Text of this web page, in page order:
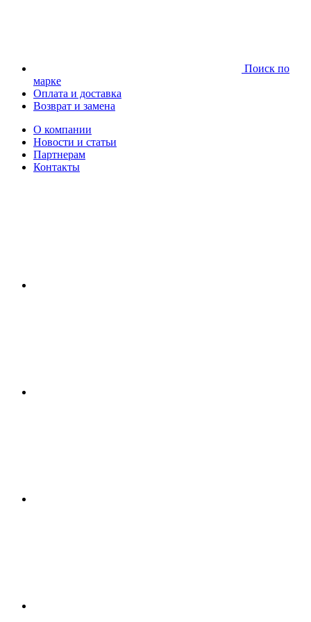
Поиск по
марке
Оплата и доставка
Возврат и замена
О компании
Новости и статьи
Партнерам
Контакты